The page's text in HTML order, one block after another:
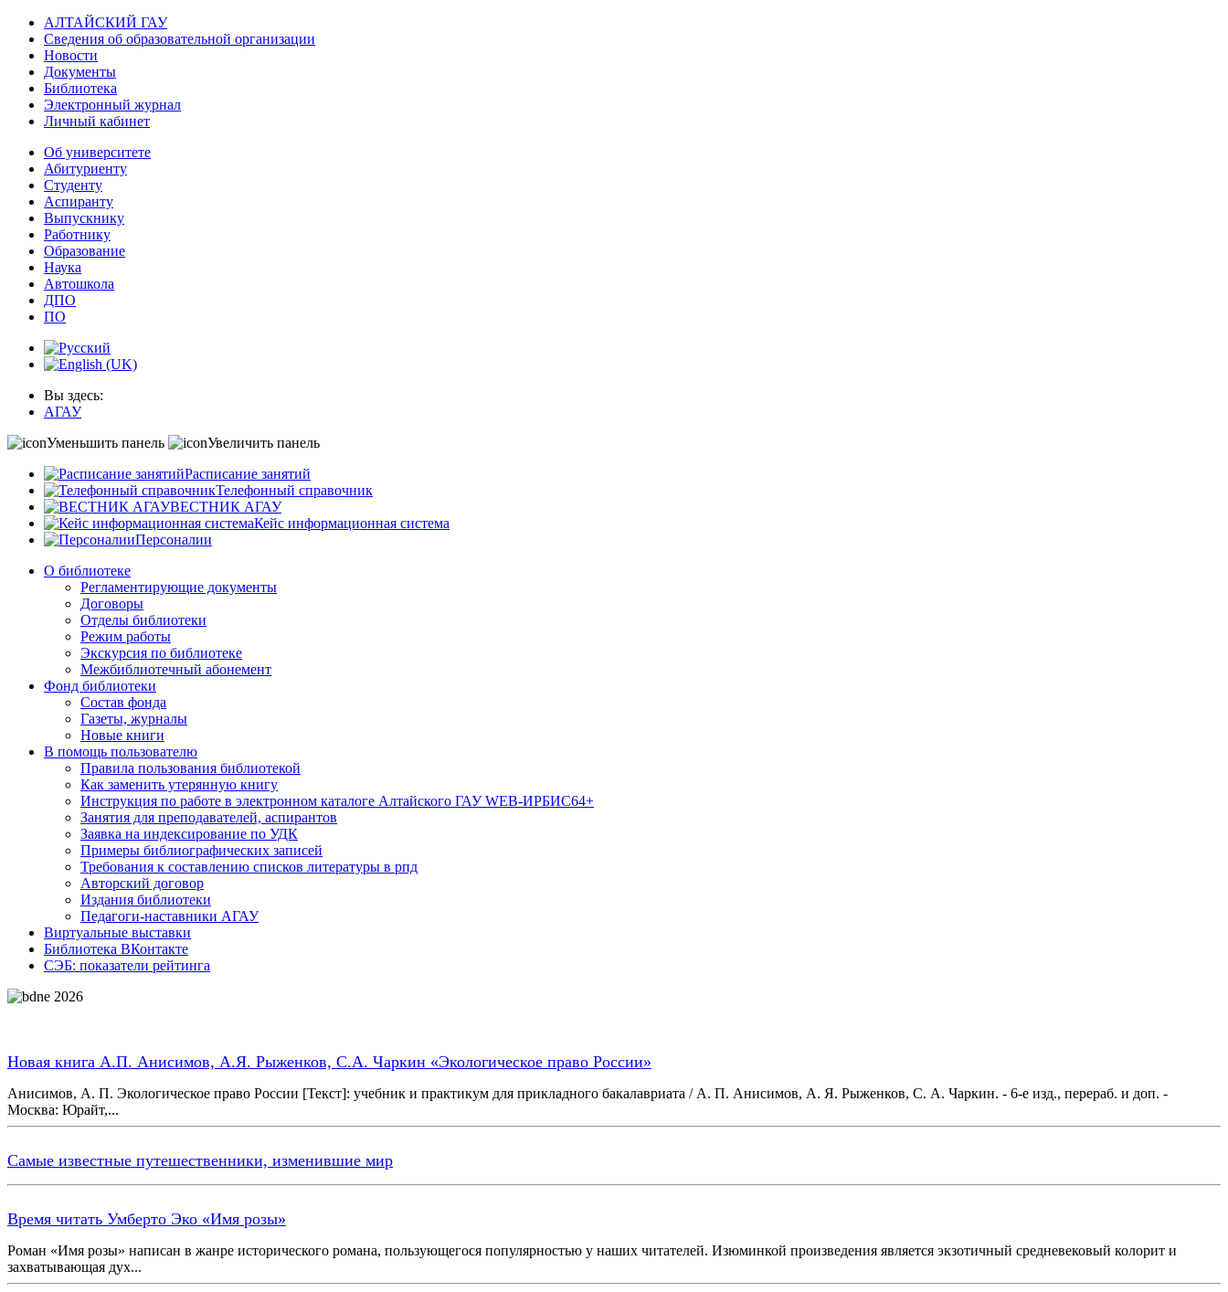
АЛТАЙСКИЙ ГАУ
Сведения об образовательной организации
Новости
Документы
Библиотека
Электронный журнал
Личный кабинет
Об университете
Абитуриенту
Студенту
Аспиранту
Выпускнику
Работнику
Образование
Наука
Автошкола
ДПО
ПО
Вы здесь:
АГАУ
Уменьшить панель
Увеличить панель
Расписание занятий
Телефонный справочник
ВЕСТНИК АГАУ
Кейс информационная система
Персоналии
О библиотеке
Регламентирующие документы
Договоры
Отделы библиотеки
Режим работы
Экскурсия по библиотеке
Межбиблиотечный абонемент
Фонд библиотеки
Состав фонда
Газеты, журналы
Новые книги
В помощь пользователю
Правила пользования библиотекой
Как заменить утерянную книгу
Инструкция по работе в электронном каталоге Алтайского ГАУ WEB-ИРБИС64+
Занятия для преподавателей, аспирантов
Заявка на индексирование по УДК
Примеры библиографических записей
Требования к составлению списков литературы в рпд
Авторский договор
Издания библиотеки
Педагоги-наставники АГАУ
Виртуальные выставки
Библиотека ВКонтакте
СЭБ: показатели рейтинга
Новая книга А.П. Анисимов, А.Я. Рыженков, С.А. Чаркин «Экологическое право России»
Анисимов, А. П. Экологическое право России [Текст]: учебник и практикум для прикладного бакалавриата / А. П. Анисимов, А. Я. Рыженков, С. А. Чаркин. - 6-е изд., перераб. и доп. -
Москва: Юрайт,...
Самые известные путешественники, изменившие мир
Время читать Умберто Эко «Имя розы»
Роман «Имя розы» написан в жанре исторического романа, пользующегося популярностью у наших читателей. Изюминкой произведения является экзотичный средневековый колорит и
захватывающая дух...